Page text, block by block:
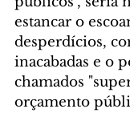
estancar o
desperdícios,
inacabadas e o
chamados
orçamento